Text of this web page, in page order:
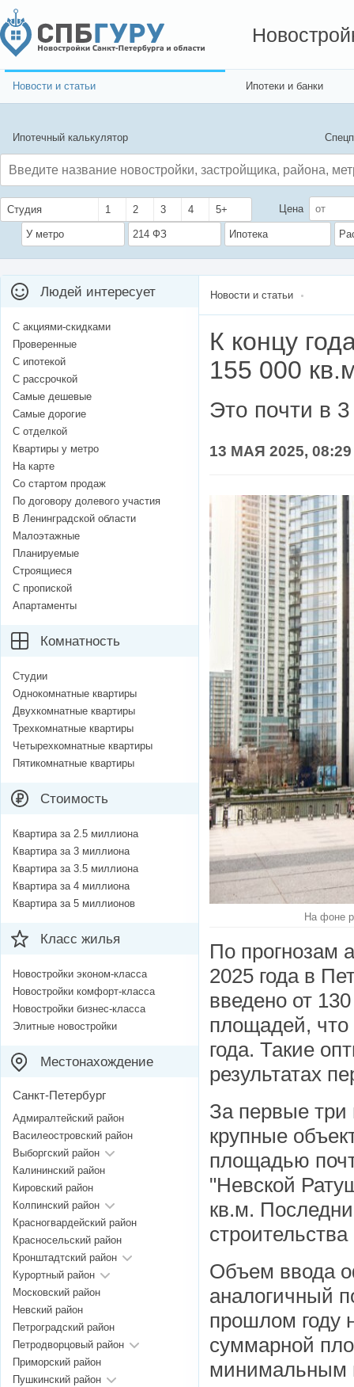
Новости и статьи Ипотеки и банки
Ипотечный калькулятор
Студия 1 2 3 4 5+ Цена
У метро 214 ФЗ Ипотека
Новости и статьи
К концу
155 000
Это почти в
13 МАЯ 2025, 08:29
На фоне
По прогнозам
2025 года в
введено от
площадей, что
года. Такие
результатах
За первые три
крупные
площадью
"Невской
кв.м.
Объем ввода
аналогичный
прошлом году
суммарной
минимальным
Людей интересует
С акциями-скидками
Проверенные
С ипотекой
С рассрочкой
Самые дешевые
Самые дорогие
С отделкой
Квартиры у метро
На карте
Со стартом продаж
По договору долевого участия
В Ленинградской области
Малоэтажные
Планируемые
Строящиеся
С пропиской
Апартаменты
Комнатность
Студии
Однокомнатные квартиры
Двухкомнатные квартиры
Трехкомнатные квартиры
Четырехкомнатные квартиры
Пятикомнатные квартиры
Стоимость
Квартира за 2.5 миллиона
Квартира за 3 миллиона
Квартира за 3.5 миллиона
Квартира за 4 миллиона
Квартира за 5 миллионов
Класс жилья
Новостройки эконом-класса
Новостройки комфорт-класса
Новостройки бизнес-класса
Элитные новостройки
Местонахождение
Санкт-Петербург
Адмиралтейский район
Василеостровский район
Выборгский район
Калининский район
Кировский район
Колпинский район
Красногвардейский район
Красносельский район
Кронштадтский район
Курортный район
Московский район
Невский район
Петроградский район
Петродворцовый район
Приморский район
Пушкинский район